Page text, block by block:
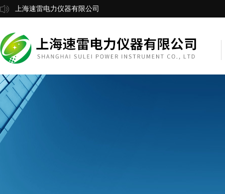
上海速雷电力仪器有限公司